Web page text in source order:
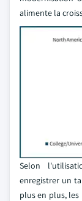
alimente la
Selon
enregistrer un
plus en plus,